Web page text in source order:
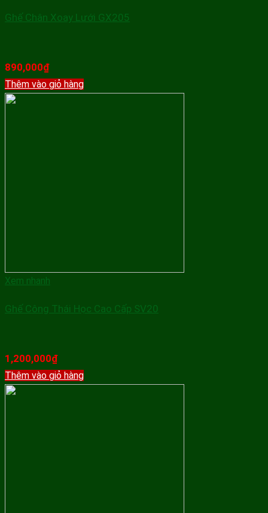
Ghế Chân Xoay Lưới GX205
890,000₫
Thêm vào giỏ hàng
Xem nhanh
Ghế Công Thái Học Cao Cấp SV20
1,200,000₫
Thêm vào giỏ hàng